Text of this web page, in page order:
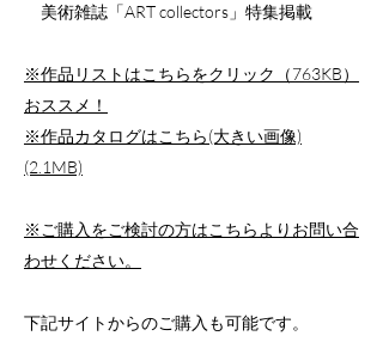
美術雑誌「ART collectors」特集掲載
※作品リストはこちらをクリック（763KB）
おススメ！
※作品カタログはこちら(大きい画像)
(2.1MB)
※ご購入をご検討の方はこちらよりお問い合
わせください。
下記サイトからのご購入も可能です。